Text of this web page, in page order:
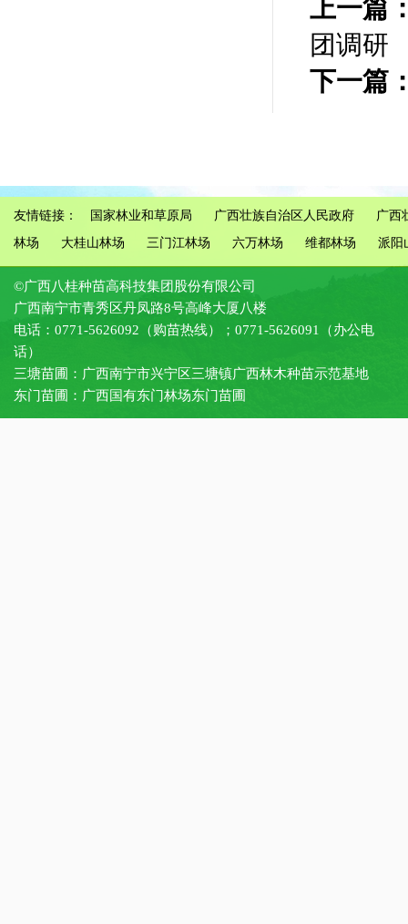
上一篇
团调研
下一篇
友情链接： 国家林业和草原局 广西壮族自治区人民政府
广西
林场
大桂山林场 三门江林场 六万林场 维都林场 派阳
©广西八桂种苗高科技集团股份有限公司
广西南宁市青秀区丹凤路8号高峰大厦八楼
电话：0771-5626092（购苗热线）；0771-5626091（办公电
话）
三塘苗圃：广西南宁市兴宁区三塘镇广西林木种苗示范基地
东门苗圃：广西国有东门林场东门苗圃